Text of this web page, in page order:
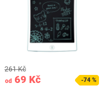
od 69 Kč
261 Kč
-74 %